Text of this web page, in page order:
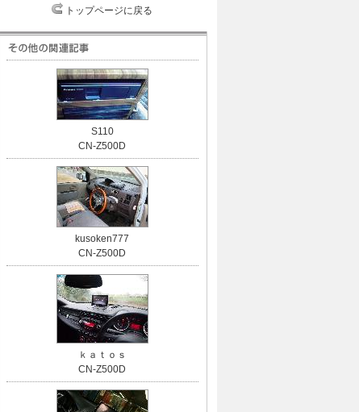
トップページに戻る
S110
CN-Z500D
kusoken777
CN-Z500D
ｋａｔｏｓ
CN-Z500D